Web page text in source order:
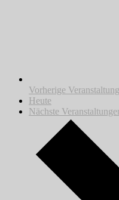
Vorherige
Heute
Nächste